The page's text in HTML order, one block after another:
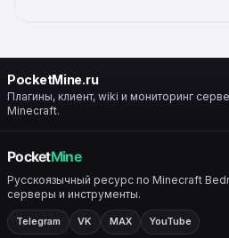
PocketMine.ru
Плагины, клиент, wiki и мониторинг
Minecraft.
Русскоязычный ресурс по Minecraft
серверы и инструменты.
Telegram VK MAX YouTube